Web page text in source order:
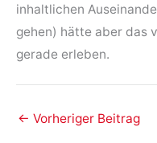
inhaltlichen
gehen) hätte aber das
gerade erleben.
← Vorheriger Beitrag